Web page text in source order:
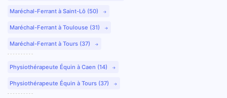
Maréchal-Ferrant à Saint-Lô (50)
Maréchal-Ferrant à Toulouse (31)
Maréchal-Ferrant à Tours (37)
Physiothérapeute Équin à Caen (14)
Physiothérapeute Équin à Tours (37)